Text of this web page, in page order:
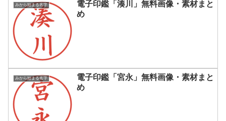
みから始まる名字
電子印鑑「湊川」無料画像・素材まと
め
みから始まる名字
電子印鑑「宮永」無料画像・素材まと
め